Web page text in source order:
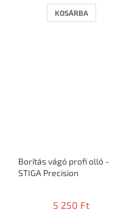
KOSÁRBA
Borítás vágó profi olló -
STIGA Precision
5 250 Ft